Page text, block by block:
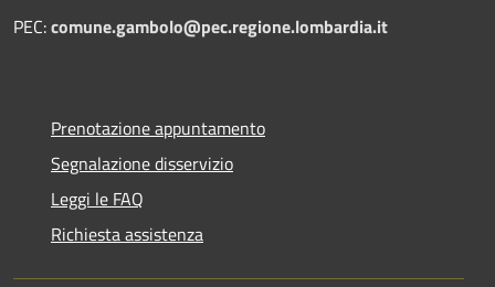
PEC:comune.gambolo@pec.regione.lombardia.it
Prenotazione appuntamento
Segnalazione disservizio
Leggi le FAQ
Richiesta assistenza